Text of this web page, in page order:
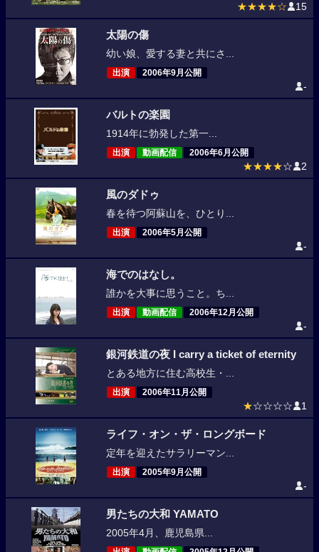
★★★★☆ 15
太陽の傷
幼い娘、愛する妻と共にさ...
出演 2006年9月公開
-
バルトの楽園
1914年に勃発した第一...
出演 動画配信 2006年6月公開
★★★★☆ 2
風のダドゥ
春を待つ阿蘇山を、ひとり...
出演 2006年5月公開
-
海でのはなし。
誰かを大事に思うこと。ち...
出演 動画配信 2006年12月公開
-
銀河鉄道の夜 I carry a ticket of eternity
とある地方に住む高校生・...
出演 2006年11月公開
★☆☆☆☆ 1
ライフ・オン・ザ・ロングボード
定年を迎えたサラリーマン...
出演 2005年9月公開
-
男たちの大和 YAMATO
2005年4月、鹿児島県...